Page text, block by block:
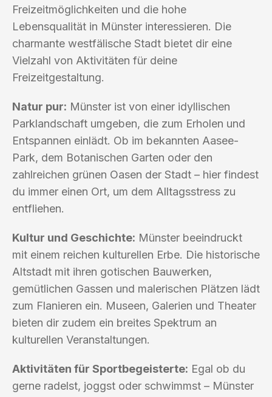
Freizeitmöglichkeiten und die hohe
Lebensqualität in Münster interessieren. Die
charmante westfälische Stadt bietet dir eine
Vielzahl von Aktivitäten für deine
Freizeitgestaltung.
Natur pur: Münster ist von einer idyllischen
Parklandschaft umgeben, die zum Erholen und
Entspannen einlädt. Ob im bekannten Aasee-
Park, dem Botanischen Garten oder den
zahlreichen grünen Oasen der Stadt – hier findest
du immer einen Ort, um dem Alltagsstress zu
entfliehen.
Kultur und Geschichte: Münster beeindruckt
mit einem reichen kulturellen Erbe. Die historische
Altstadt mit ihren gotischen Bauwerken,
gemütlichen Gassen und malerischen Plätzen lädt
zum Flanieren ein. Museen, Galerien und Theater
bieten dir zudem ein breites Spektrum an
kulturellen Veranstaltungen.
Aktivitäten für Sportbegeisterte: Egal ob du
gerne radelst, joggst oder schwimmst – Münster